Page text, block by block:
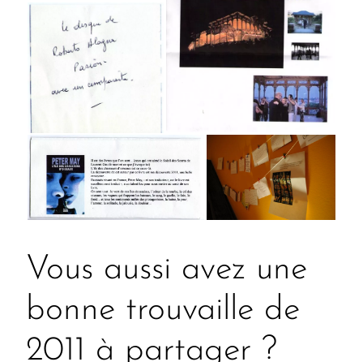
Vous aussi avez une
bonne trouvaille de
2011 à partager ?